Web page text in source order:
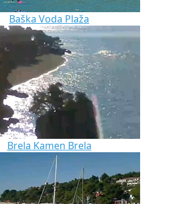
Baška Voda Plaža
Brela Kamen Brela